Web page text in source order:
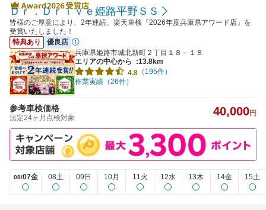
Ｄｒ．Ｄｒｉｖｅ姫路平野ＳＳ
皆様のご厚意により、2年連続、楽天車検『2026年度兵庫県アワード店』を
受賞いたしました！
特典あり
優良店
兵庫県姫路市城北新町２丁目１８－１８
エリアの中心から
:13.8km
4.8 （195件）
作業実績（26件）
参考車検価格
法定24ヶ月点検対象 40,000円
08/07金 08土 09日 10月 11火 12水 13木 14金 15土